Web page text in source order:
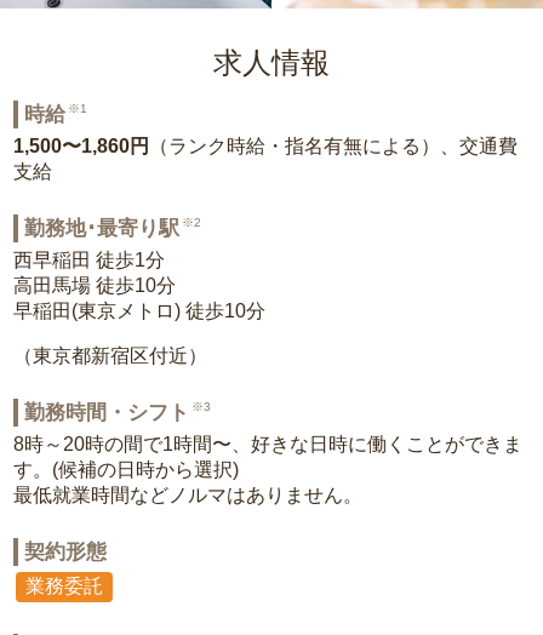
求人情報
時給 ※1
1,500〜1,860円
（ランク時給・指名有無による）、交通費
支給
勤務地･最寄り駅 ※2
西早稲田 徒歩1分
高田馬場 徒歩10分
早稲田(東京メトロ) 徒歩10分
（東京都新宿区付近）
勤務時間・シフト ※3
8時～20時の間で1時間〜、好きな日時に働くことができま
す。(候補の日時から選択)
最低就業時間などノルマはありません。
契約形態
業務委託